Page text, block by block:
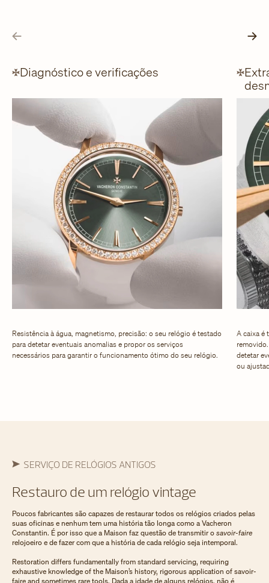
Diagnóstico e verificações
Resistência à água, magnetismo, precisão: o seu relógio é testado
para detetar eventuais anomalias e propor os serviços
necessários para garantir o funcionamento ótimo do seu relógio.
A caixa é
detetar
ou
SERVIÇO DE RELÓGIOS ANTIGOS
Restauro de um relógio vintage
Poucos fabricantes são capazes de restaurar todos os relógios criados pelas
suas oficinas e nenhum tem uma história tão longa como a Vacheron
Constantin. É por isso que a Maison faz questão de transmitir o savoir-faire
relojoeiro e de fazer com que a história de cada relógio seja intemporal.
Restoration differs fundamentally from standard servicing, requiring
exhaustive knowledge of the Maison’s history, rigorous application of savoir-
faire and sometimes rare tools. Dada a idade de alguns relógios, não é